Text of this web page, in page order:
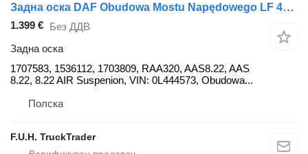
Задна оска DAF Obudowa Mostu Napędowego LF 45 Euro 5 / 6 AIR Poduszka 8.22 AAS8 1707583 за камион DAF LF Euro 6 17.5 AAS8.22
1.399 € Без ДДВ
Задна оска
1707583, 1536112, 1703809, RAA320, AAS8.22, AAS
8.22, 8.22 AIR Suspenion, VIN: 0L444573, Obudowa...
Полска
F.U.H. TruckTrader